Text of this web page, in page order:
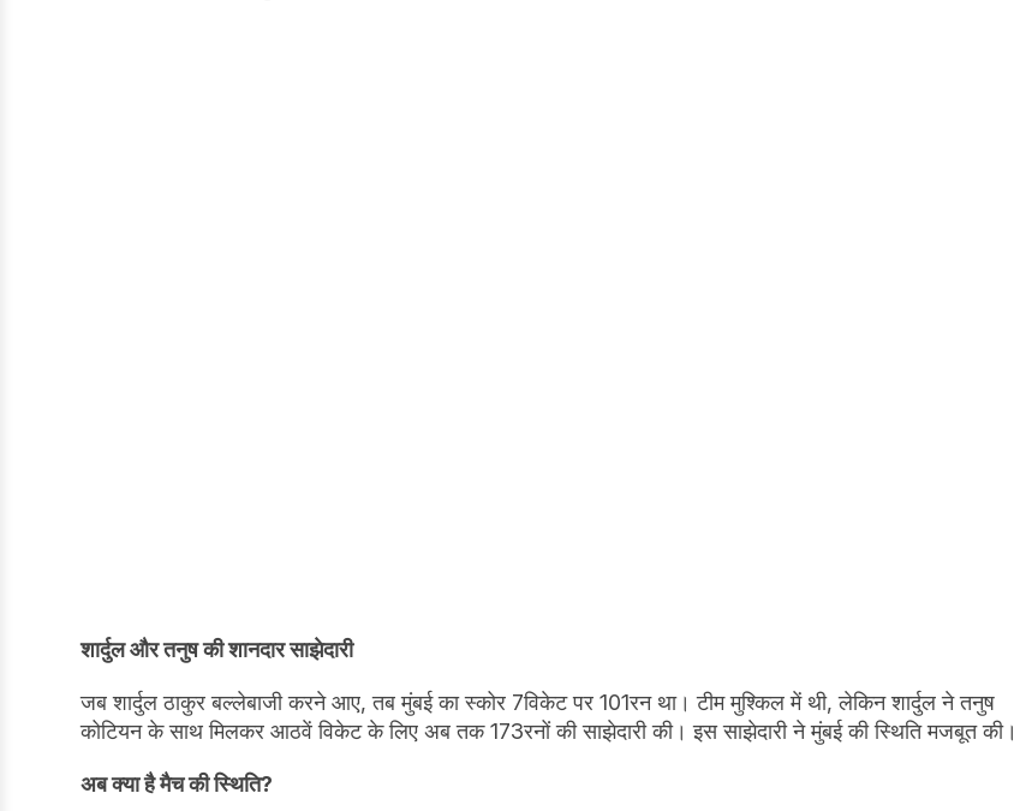
शार्दुल और तनुष की शानदार साझेदारी
जब शार्दुल ठाकुर बल्लेबाजी करने आए, तब मुंबई का स्कोर 7विकेट पर 101रन था। टीम मुश्किल में थी, लेकिन शार्दुल ने तनुष
कोटियन के साथ मिलकर आठवें विकेट के लिए अब तक 173रनों की साझेदारी की। इस साझेदारी ने मुंबई की स्थिति मजबूत की।
अब क्या है मैच की स्थिति?